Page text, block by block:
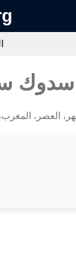
سدوك
العصر، المغرب،